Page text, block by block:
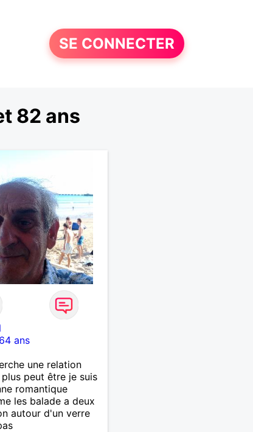
SE CONNECTER
82 ans
64 ans
une relation
peut être je suis
romantique
les balade a deux
autour d'un verre